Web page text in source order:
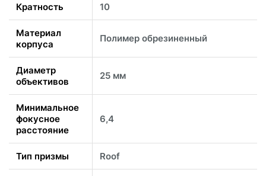
Кратность 10
Материал
корпуса
Полимер обрезиненный
Диаметр
объективов
25 мм
Минимальное
фокусное
расстояние
6,4
Тип призмы Roof